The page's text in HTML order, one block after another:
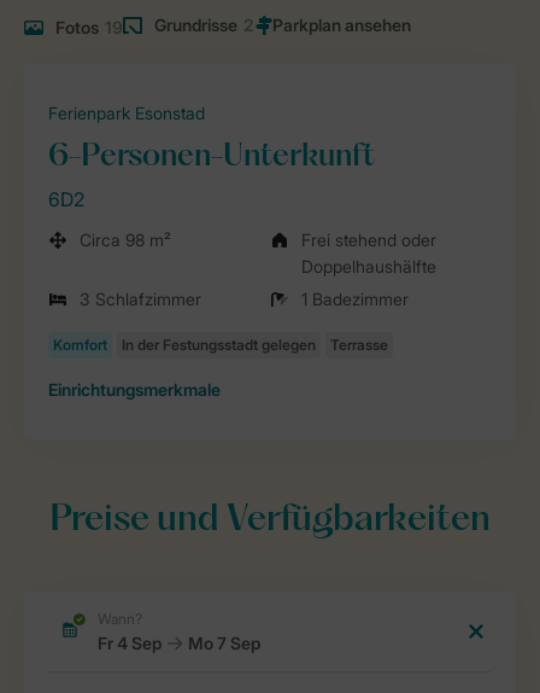
Fotos 19 Grundrisse 2
Ferienpark Esonstad
6-Personen-Unterkunft
6D2
Circa 98 m²
Frei stehend oder
Doppelhaushälfte
3 Schlafzimmer
1 Badezimmer
Einrichtungsmerkmale
Preise und Verfügbarkeiten